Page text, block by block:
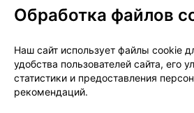
О проекте
Новости
Размещение рекламы
Публичный договор
Обработка файлов
Наш сайт использует файлы cookie
удобства пользователей сайта, его
статистики и предоставления
рекомендаций.